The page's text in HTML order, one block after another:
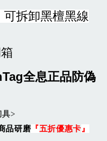
可拆卸黑檀黑線
全息正品防偽
具>
品研磨 『五折優惠卡 』